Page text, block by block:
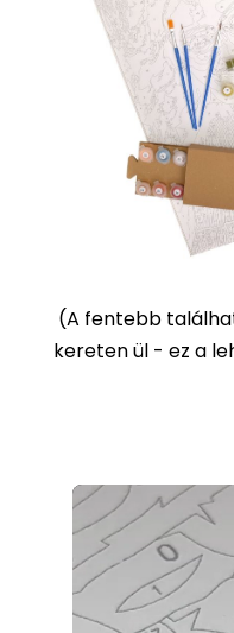
(A fentebb
kereten ül - ez a